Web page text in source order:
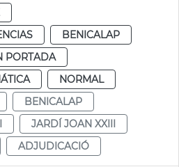
BENICALAP
PORTADA
NORMAL
BENICALAP
JARDÍ JOAN XXIII
ADJUDICACIÓ